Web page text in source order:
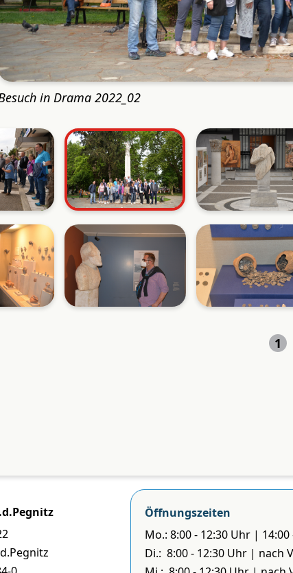
in Drama 2022_02
1
Öffnungszeiten
Mo.: 8:00 - 12:30 Uhr | 14:00
Di.: 8:00 - 12:30 Uhr | nach